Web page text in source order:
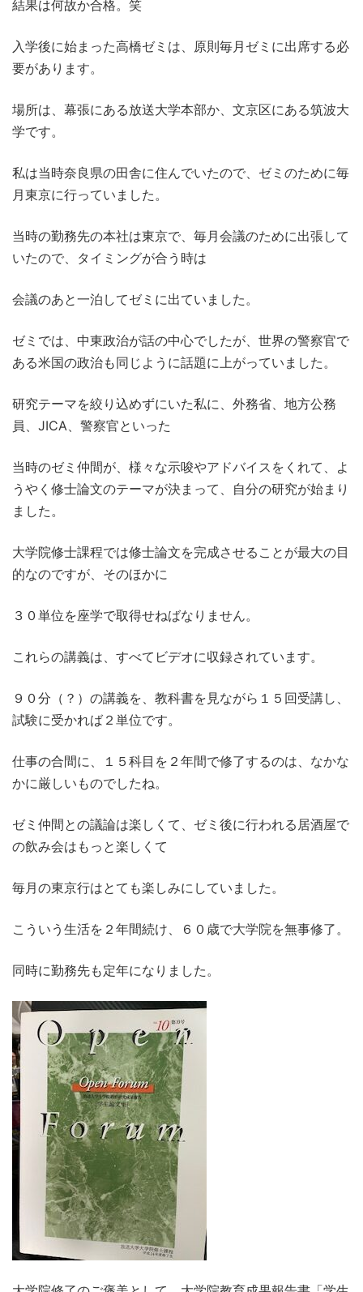
結果は何故か合格。笑
入学後に始まった高橋ゼミは、原則毎月ゼミに出席する必
要があります。
場所は、幕張にある放送大学本部か、文京区にある筑波大
学です。
私は当時奈良県の田舎に住んでいたので、ゼミのために毎
月東京に行っていました。
当時の勤務先の本社は東京で、毎月会議のために出張して
いたので、タイミングが合う時は
会議のあと一泊してゼミに出ていました。
ゼミでは、中東政治が話の中心でしたが、世界の警察官で
ある米国の政治も同じように話題に上がっていました。
研究テーマを絞り込めずにいた私に、外務省、地方公務
員、JICA、警察官といった
当時のゼミ仲間が、様々な示唆やアドバイスをくれて、よ
うやく修士論文のテーマが決まって、自分の研究が始まり
ました。
大学院修士課程では修士論文を完成させることが最大の目
的なのですが、そのほかに
３０単位を座学で取得せねばなりません。
これらの講義は、すべてビデオに収録されています。
９０分（？）の講義を、教科書を見ながら１５回受講し、
試験に受かれば２単位です。
仕事の合間に、１５科目を２年間で修了するのは、なかな
かに厳しいものでしたね。
ゼミ仲間との議論は楽しくて、ゼミ後に行われる居酒屋で
の飲み会はもっと楽しくて
毎月の東京行はとても楽しみにしていました。
こういう生活を２年間続け、６０歳で大学院を無事修了。
同時に勤務先も定年になりました。